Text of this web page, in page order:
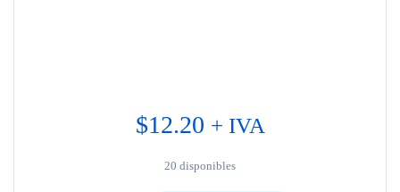
$12.20 + IVA
20 disponibles